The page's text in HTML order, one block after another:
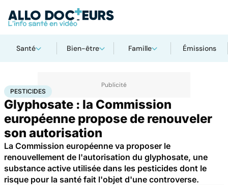
Santé Bien-être Famille Émissions
AccueilSanté Pesticides
PESTICIDES
Glyphosate : la Commission
européenne propose de renouveler
son autorisation
La Commission européenne va proposer le
renouvellement de l'autorisation du glyphosate, une
substance active utilisée dans les pesticides dont le
risque pour la santé fait l'objet d'une controverse.